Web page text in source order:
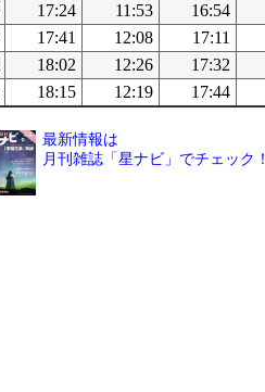
17:24 11:53 16:54
17:41 12:08 17:11
18:02 12:26 17:32
18:15 12:19 17:44
最新情報は
月刊雑誌「星ナビ」でチェック！